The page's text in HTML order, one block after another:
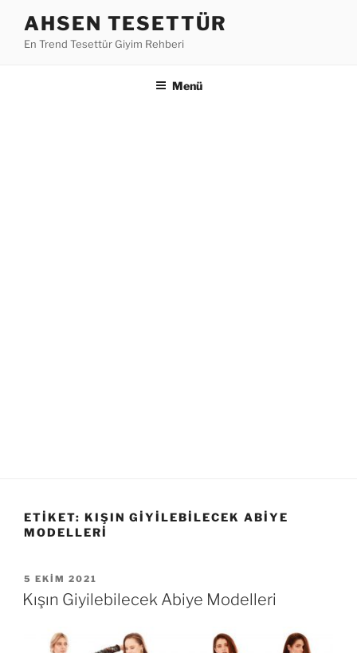
AHSEN TESETTÜR
En Trend Tesettür Giyim Rehberi
Menü
ETIKET: KIŞIN GIYILEBILECEK ABIYE
MODELLERI
YAYIM
TARIHI
5 EKIM 2021
Kışın Giyilebilecek Abiye Modelleri